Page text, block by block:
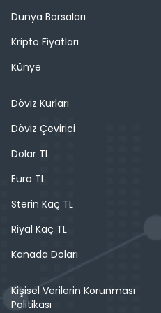
Dünya Borsaları
Kripto Fiyatları
Künye
Döviz Kurları
Döviz Çevirici
Dolar TL
Euro TL
Sterin Kaç TL
Riyal Kaç TL
Kanada Doları
Kişisel Verilerin Korunması
Politikası